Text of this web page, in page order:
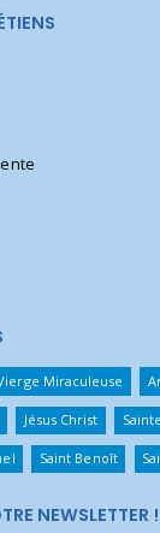
Miraculeuse
Jésus Christ
Saint Benoît
NEWSLETTER !